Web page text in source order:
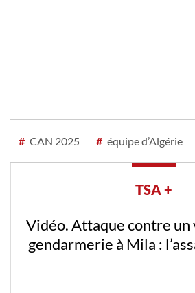
# CAN 2025 # équipe d’Algérie
TSA +
Vidéo. Attaque contre un
gendarmerie à Mila :